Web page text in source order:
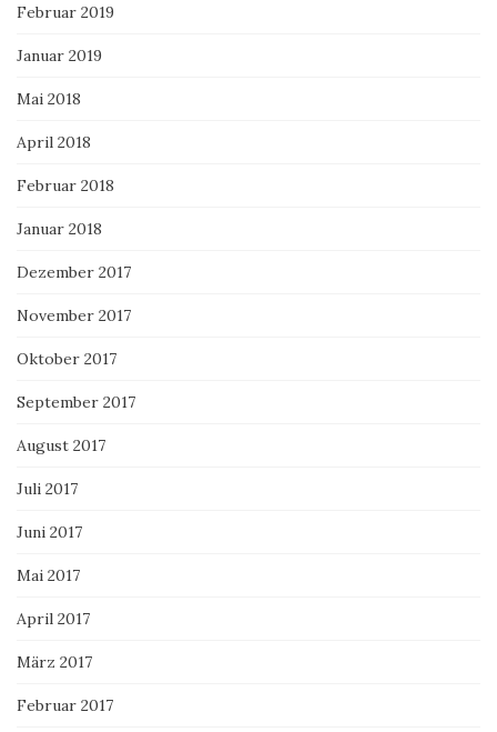
Februar 2019
Januar 2019
Mai 2018
April 2018
Februar 2018
Januar 2018
Dezember 2017
November 2017
Oktober 2017
September 2017
August 2017
Juli 2017
Juni 2017
Mai 2017
April 2017
März 2017
Februar 2017